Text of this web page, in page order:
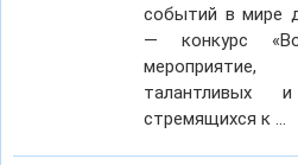
событий в мире
— конкурс
мероприятие,
талантливых
стремящихся к …